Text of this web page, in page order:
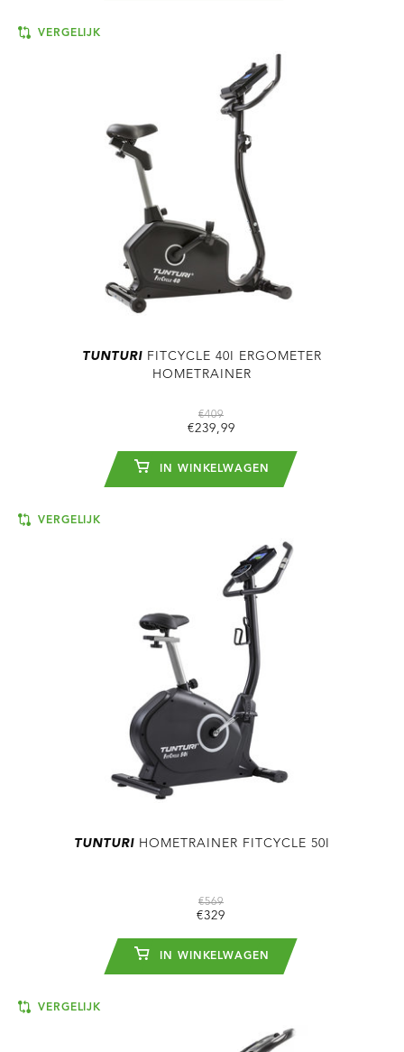
VERGELIJK
TUNTURI FITCYCLE 40I ERGOMETER
HOMETRAINER
€409
€239,99
IN WINKELWAGEN
VERGELIJK
TUNTURI HOMETRAINER FITCYCLE 50I
€569
€329
IN WINKELWAGEN
VERGELIJK